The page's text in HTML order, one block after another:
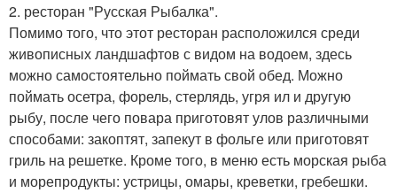
2. ресторан "Русская Рыбалка".
Помимо того, что этот ресторан расположился среди
живописных ландшафтов с видом на водоем, здесь
можно самостоятельно поймать свой обед. Можно
поймать осетра, форель, стерлядь, угря ил и другую
рыбу, после чего повара приготовят улов различными
способами: закоптят, запекут в фольге или приготовят
гриль на решетке. Кроме того, в меню есть морская рыба
и морепродукты: устрицы, омары, креветки, гребешки.